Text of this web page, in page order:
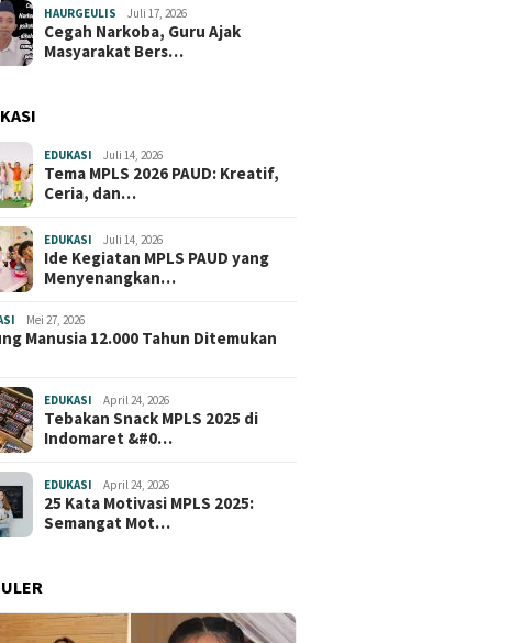
HAURGEULIS Juli 17, 2026
Cegah Narkoba, Guru Ajak
Masyarakat Bers…
EDUKASI Juli 14, 2026
Tema MPLS 2026 PAUD: Kreatif,
Ceria, dan…
EDUKASI Juli 14, 2026
Ide Kegiatan MPLS PAUD yang
Menyenangkan…
Mei 27, 2026
Manusia 12.000 Tahun Ditemukan
EDUKASI April 24, 2026
Tebakan Snack MPLS 2025 di
Indomaret &#0…
EDUKASI April 24, 2026
25 Kata Motivasi MPLS 2025:
Semangat Mot…